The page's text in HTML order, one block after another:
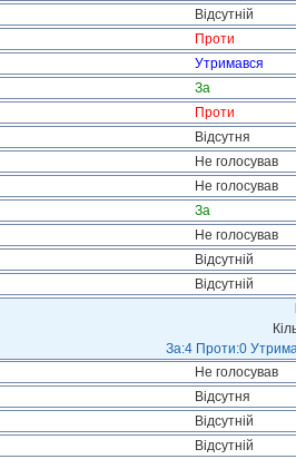
Відсутній
Проти
Утримався
За
Проти
Відсутня
Не голосував
Не голосував
За
Не голосував
Відсутній
Відсутній
За:4 Проти:0
Не голосував
Відсутня
Відсутній
Відсутній